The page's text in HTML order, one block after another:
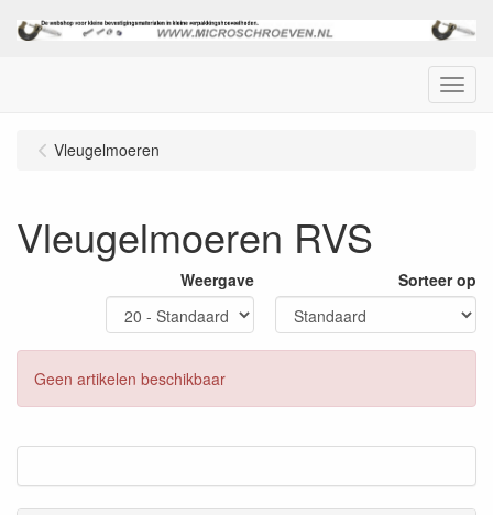
Menu
Vleugelmoeren
Vleugelmoeren RVS
Weergave Sorteer op
Geen artikelen beschikbaar